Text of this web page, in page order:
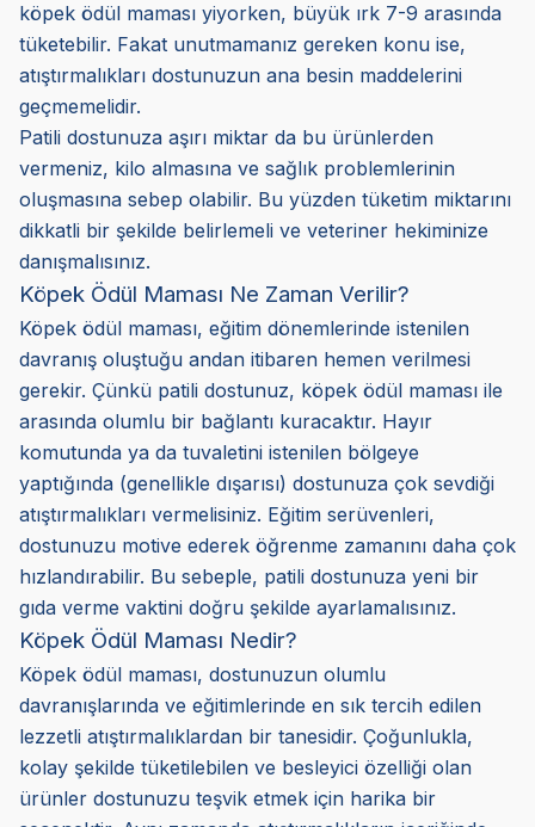
köpek ödül maması yiyorken, büyük ırk 7-9 arasında
tüketebilir. Fakat unutmamanız gereken konu ise,
atıştırmalıkları dostunuzun ana besin maddelerini
geçmemelidir.
Patili dostunuza aşırı miktar da bu ürünlerden
vermeniz, kilo almasına ve sağlık problemlerinin
oluşmasına sebep olabilir. Bu yüzden tüketim miktarını
dikkatli bir şekilde belirlemeli ve veteriner hekiminize
danışmalısınız.
Köpek Ödül Maması Ne Zaman Verilir?
Köpek ödül maması, eğitim dönemlerinde istenilen
davranış oluştuğu andan itibaren hemen verilmesi
gerekir. Çünkü patili dostunuz, köpek ödül maması ile
arasında olumlu bir bağlantı kuracaktır. Hayır
komutunda ya da tuvaletini istenilen bölgeye
yaptığında (genellikle dışarısı) dostunuza çok sevdiği
atıştırmalıkları vermelisiniz. Eğitim serüvenleri,
dostunuzu motive ederek öğrenme zamanını daha çok
hızlandırabilir. Bu sebeple, patili dostunuza yeni bir
gıda verme vaktini doğru şekilde ayarlamalısınız.
Köpek Ödül Maması Nedir?
Köpek ödül maması, dostunuzun olumlu
davranışlarında ve eğitimlerinde en sık tercih edilen
lezzetli atıştırmalıklardan bir tanesidir. Çoğunlukla,
kolay şekilde tüketilebilen ve besleyici özelliği olan
ürünler dostunuzu teşvik etmek için harika bir